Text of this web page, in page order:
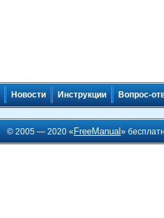
Новости Инструкции Вопрос-
© 2005 — 2020 « FreeManual»